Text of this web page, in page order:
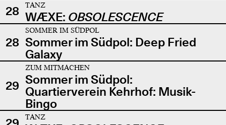
28
TANZ
WÆXE: OBSOLESCENCE
28
SOMMER IM SÜDPOL
Sommer im Südpol: Deep Fried
Galaxy
29
ZUM MITMACHEN
Sommer im Südpol:
Quartierverein Kehrhof: Musik-
Bingo
TANZ